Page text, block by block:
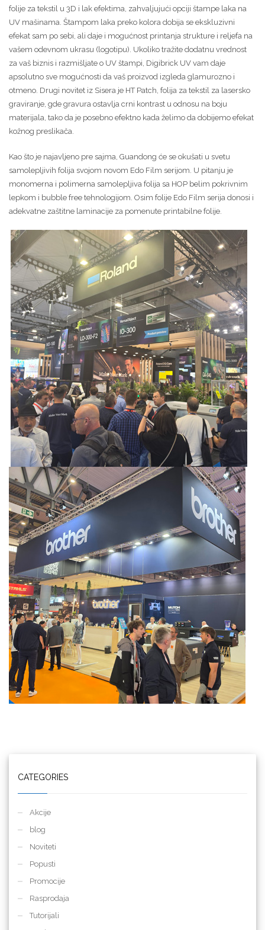
folije za tekstil u 3D i lak efektima, zahvaljujući opciji štampe laka na
UV mašinama. Štampom laka preko kolora dobija se ekskluzivni
efekat sam po sebi, ali daje i mogućnost printanja strukture i reljefa na
vašem odevnom ukrasu (logotipu). Ukoliko tražite dodatnu vrednost
za vaš biznis i razmišljate o UV štampi, Digibrick UV vam daje
apsolutno sve mogućnosti da vaš proizvod izgleda glamurozno i
otmeno. Drugi novitet iz Sisera je HT Patch, folija za tekstil za lasersko
graviranje, gde gravura ostavlja crni kontrast u odnosu na boju
materijala, tako da je posebno efektno kada želimo da dobijemo efekat
kožnog preslikača.
Kao što je najavljeno pre sajma, Guandong će se okušati u svetu
samolepljivih folija svojom novom Edo Film serijom. U pitanju je
monomerna i polimerna samolepljiva folija sa HOP belim pokrivnim
lepkom i bubble free tehnologijom. Osim folije Edo Film serija donosi i
adekvatne zaštitne laminacije za pomenute printabilne folije.
CATEGORIES
Akcije
blog
Noviteti
Popusti
Promocije
Rasprodaja
Tutorijali